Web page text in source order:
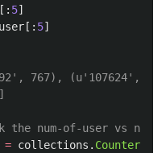
[: 5]
[: 5]
767), (u'107624',
= collections . Counter